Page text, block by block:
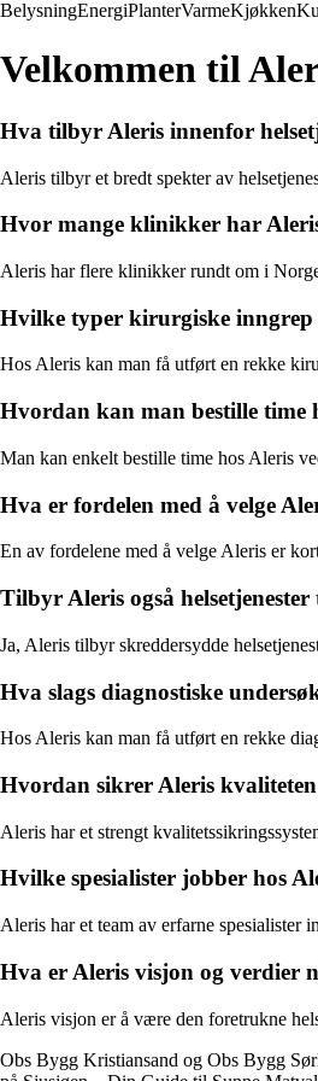
BelysningEnergiPlanterVarmeKjøkken
Velkommen til
Hva tilbyr Aleris innenfor
Aleris tilbyr et bredt spekter av
Hvor mange klinikker har
Aleris har flere klinikker rundt om i
Hvilke typer kirurgiske
Hos Aleris kan man få utført en rekke
Hvordan kan man bestille time
Man kan enkelt bestille time hos Aleris
Hva er fordelen med å velge
En av fordelene med å velge Aleris er
Tilbyr Aleris også
Ja, Aleris tilbyr skreddersydde
Hva slags diagnostiske
Hos Aleris kan man få utført en rekke
Hvordan sikrer Aleris
Aleris har et strengt
Hvilke spesialister jobber hos
Aleris har et team av erfarne spesialister
Hva er Aleris visjon og verdier
Aleris visjon er å være den foretrukne
Obs Bygg Kristiansand og Obs Bygg